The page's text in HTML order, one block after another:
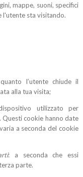
mappe, suoni, specifici
l'utente sta visitando.
l’utente chiude il
alla tua visita;
utilizzato per
cookie hanno date
a seconda del cookie
: a seconda che essi
parte.